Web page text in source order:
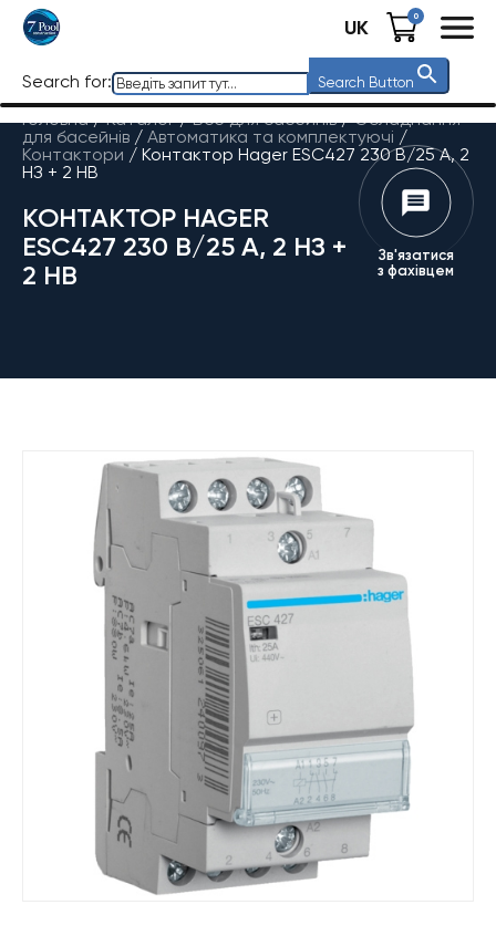
UK 0
Search for: Search Button
Головна / Каталог/Все для басейнів/Обладнання
для басейнів / Автоматика та комплектуючі /
Контактори / Контактор Hager ESC427 230 В/25 A, 2
НЗ + 2 НВ
КОНТАКТОР HAGER
ESC427 230 В/25 A, 2 НЗ +
2 НВ
Зв'язатися
з фахівцем